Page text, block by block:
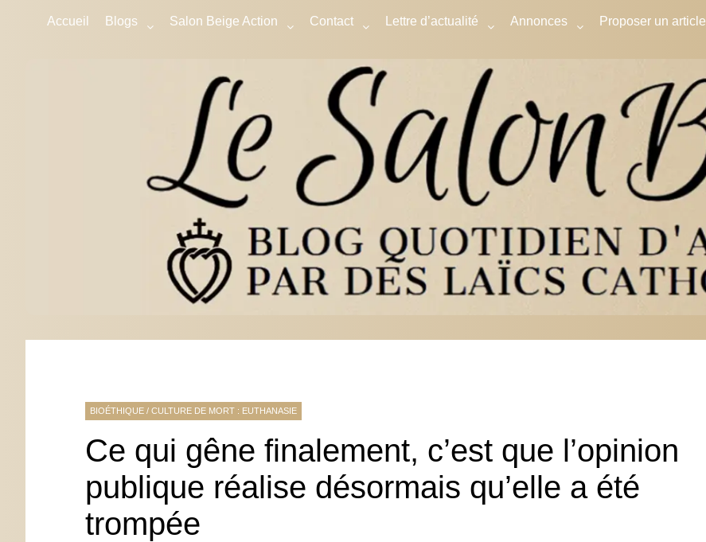
Accueil Blogs Salon Beige Action Contact Lettre d’actualité Annonces Proposer un article
BIOÉTHIQUE / CULTURE DE MORT : EUTHANASIE
Ce qui gêne finalement, c’est que l’opinion
publique réalise désormais qu’elle a été
trompée